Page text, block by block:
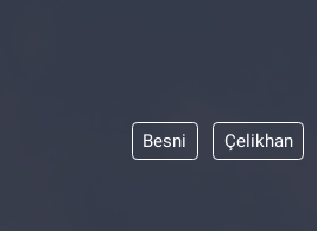
Besni Çelikhan